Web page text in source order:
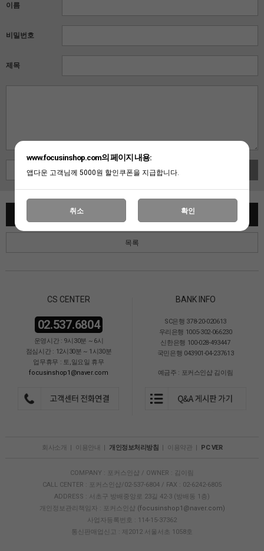
이름
비밀번호
제목
목록
CS CENTER
02.537.6804
운영시간 : 9시30분 ~ 6시
점심시간 : 12시30분 ~ 1시30분
업무휴무 : 토,일요일 휴무
focusinshop1@naver.com
BANK INFO
SC은행 378-20-020613
우리은행 1005-302-066230
신한은행 100-028-493447
국민은행 043901-04-237613
예금주 : 포커스인샵 김이림
회사소개 이용안내 개인정보처리방침 이용약관 PC VER
COMPANY : 포커스인샵 / OWNER : 김이림
CALL CENTER : 포커스인샵/02-537-6804 / FAX : 02-6242-6805
ADDRESS : 서초구 방배중앙로 23길 42-3 (방배동 1층)
개인정보관리책임자 : 포커스인샵
(focusinshop1@naver.com)
사업자등록번호 : 114-15-37362
통신판매업신고 : 제2012 서울서초 1058호
www.focusinshop.com의 페이지 내용:
앱다운 고객님께 5000원 할인쿠폰을 지급합니다.
취소 확인